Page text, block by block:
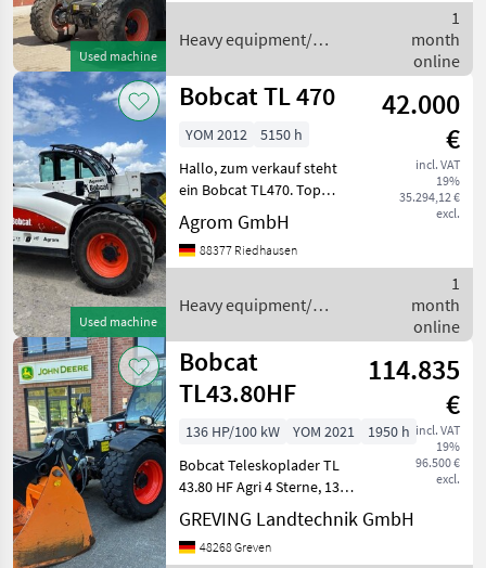
Used machine
D
Heavy equipment/
Bobcat
1
month
online
Used machine
Bobcat TL 470
42.000
€
incl. VAT
19%
35.294,12 €
excl.
YOM 2012
5150 h
Hallo, zum verkauf steht
ein Bobcat TL470. Top
Zustand! Mit TÜV! Baujahr
2012 5150h 40km/h
Bereifung:460/70R24. 90%
Klimaanlage Steuergerät im
Agrom GmbH
88377 Riedhausen
Heavy equipment/
Bobcat
1
month
online
Bobcat
TL43.80HF
114.835
€
incl. VAT
19%
96.500 €
excl.
136 HP/100 kW YOM 2021
1950 h
Bobcat Teleskoplader TL
43.80 HF Agri 4 Sterne, 135
R-Series in Serie mit
drehbarer AHK, 7-polige
Steckdose hinten,
GREVING Landtechnik GmbH
48268 Greven